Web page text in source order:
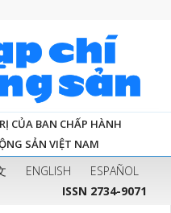
CỦA BAN CHẤP HÀNH
SẢN VIỆT NAM
ENGLISH
ESPAÑOL
ISSN 2734-9071